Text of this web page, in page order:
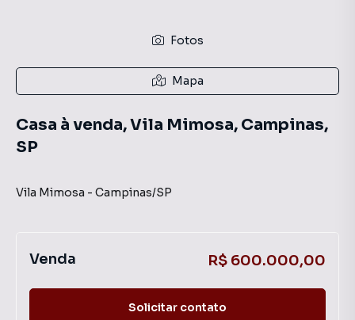
Fotos
Mapa
Casa à venda, Vila Mimosa, Campinas,
SP
Vila Mimosa - Campinas/SP
Venda R$ 600.000,00
Solicitar contato